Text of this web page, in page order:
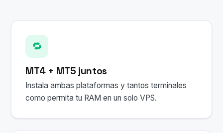
🔁
MT4 + MT5 juntos
Instala ambas plataformas y tantos terminales
como permita tu RAM en un solo VPS.